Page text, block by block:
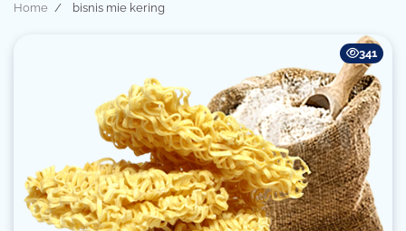
Home bisnis mie kering
341